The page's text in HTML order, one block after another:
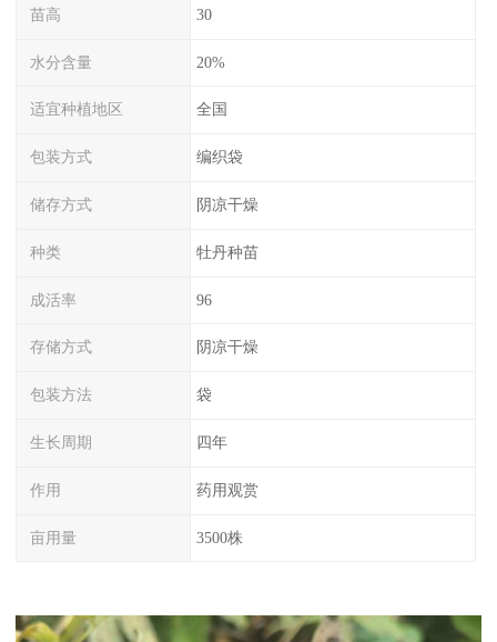
苗高 30
水分含量 20%
适宜种植地区 全国
包装方式 编织袋
储存方式 阴凉干燥
种类 牡丹种苗
成活率 96
存储方式 阴凉干燥
包装方法 袋
生长周期 四年
作用 药用观赏
亩用量 3500株